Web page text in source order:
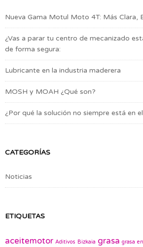
Nueva Gama Motul Moto 4T: Más Clara,
¿Vas a parar tu centro de mecanizado
de forma segura:
Lubricante en la industria maderera
MOSH y MOAH ¿Qué son?
¿Por qué la solución no siempre está en
CATEGORÍAS
Noticias
ETIQUETAS
aceitemotor Aditivos Bizkaia grasa grasa